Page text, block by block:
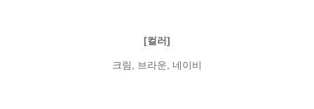
[컬러]
크림, 브라운, 네이비